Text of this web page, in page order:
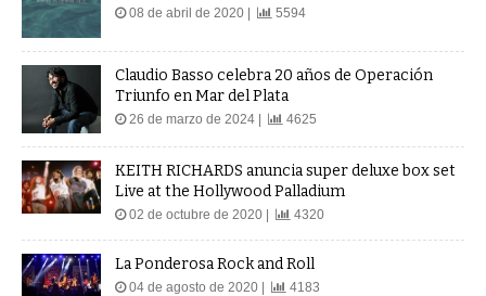
08 de abril de 2020 | 5594
Claudio Basso celebra 20 años de Operación
Triunfo en Mar del Plata
26 de marzo de 2024 | 4625
KEITH RICHARDS anuncia super deluxe box set
Live at the Hollywood Palladium
02 de octubre de 2020 | 4320
La Ponderosa Rock and Roll
04 de agosto de 2020 | 4183